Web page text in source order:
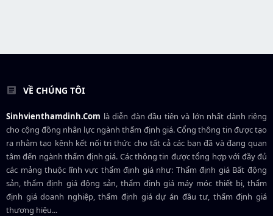
VỀ CHÚNG TÔI
Sinhvienthamdinh.Com là diễn đàn đầu tiên và lớn nhất dành riêng
cho cộng đồng nhân lực ngànhthẩm định giá. Cổng thông tin được tạo
ra nhằm tạo kênh kết nối tri thức cho tất cả các bạn đã và đang quan
tâm đến ngành thẩm định giá. Các thông tin được tổng hợp với đầy đủ
các mảng thuộc lĩnh vực thẩm định giá như: Thẩm định giá Bất động
sản, thẩm định giá động sản, thẩm định giá máy móc thiết bị, thẩm
định giá doanh nghiệp, thẩm định giá dự án đầu tư, thẩm định giá
thương hiệu...